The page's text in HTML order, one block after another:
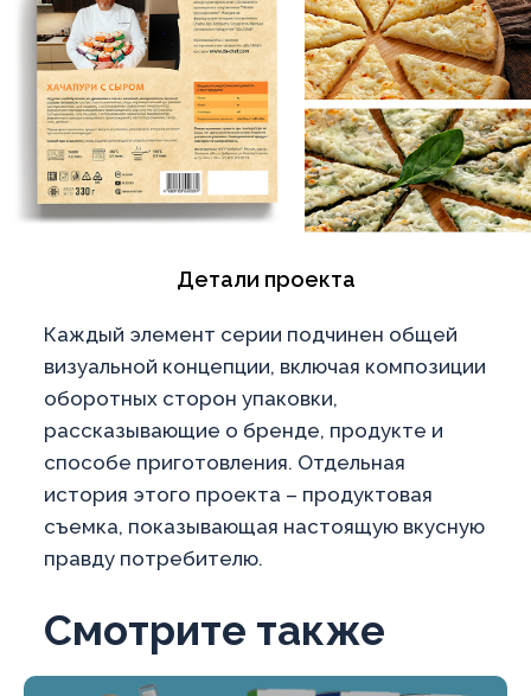
Детали проекта
Каждый элемент серии подчинен общей
визуальной концепции, включая композиции
оборотных сторон упаковки,
рассказывающие о бренде, продукте и
способе приготовления. Отдельная
история этого проекта – продуктовая
съемка, показывающая настоящую вкусную
правду потребителю.
Смотрите также